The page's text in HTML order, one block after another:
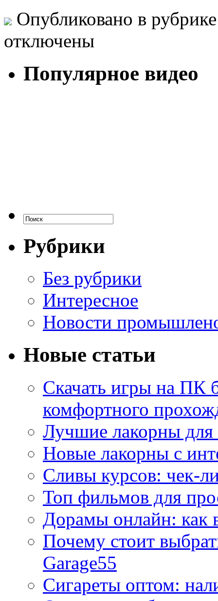
Опубликовано в
отключены
Популярное видео
Рубрики
Без рубрики
Интересное
Новости
Новые статьи
Скачать игры на ПК
комфортного
Лучшие лакорны для
Новые лакорны с
Сливы курсов: чек-
Топ фильмов для
Дорамы онлайн: как
Почему стоит
Garage55
Сигареты оптом: